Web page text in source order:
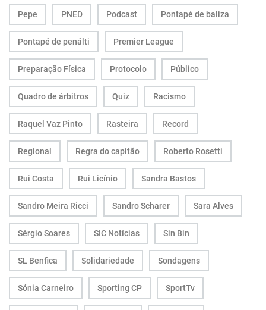
Pepe PNED Podcast Pontapé de baliza
Pontapé de penálti Premier League
Preparação Física Protocolo Público
Quadro de árbitros Quiz Racismo
Raquel Vaz Pinto Rasteira Record
Regional Regra do capitão Roberto Rosetti
Rui Costa Rui Licínio Sandra Bastos
Sandro Meira Ricci Sandro Scharer Sara Alves
Sérgio Soares SIC Notícias Sin Bin
SL Benfica Solidariedade Sondagens
Sónia Carneiro Sporting CP SportTv